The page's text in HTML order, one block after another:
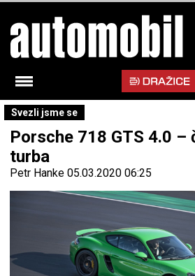
Svezli jsme se
Porsche 718 GTS 4.0
turba
Petr Hanke 05.03.2020 06:25